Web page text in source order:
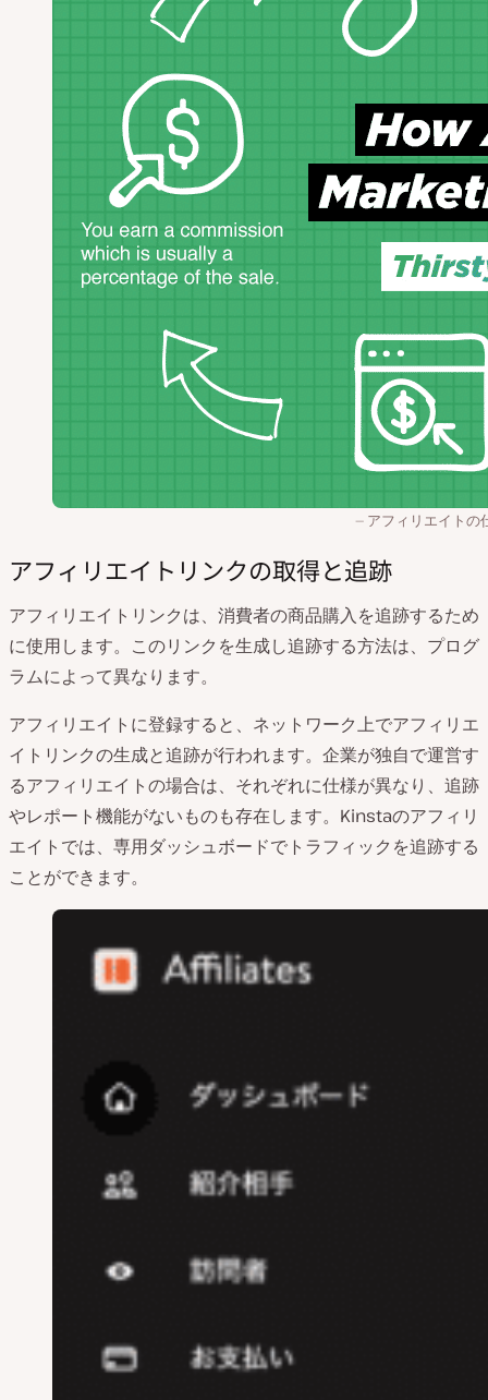
アフィリエイトの
アフィリエイトリンクの取得と追跡
アフィリエイトリンクは、消費者の商品購入を追跡するため
に使用します。このリンクを生成し追跡する方法は、プログ
ラムによって異なります。
アフィリエイトに登録すると、ネットワーク上でアフィリエ
イトリンクの生成と追跡が行われます。企業が独自で運営す
るアフィリエイトの場合は、それぞれに仕様が異なり、追跡
やレポート機能がないものも存在します。Kinstaのアフィリ
エイトでは、専用ダッシュボードでトラフィックを追跡する
ことができます。